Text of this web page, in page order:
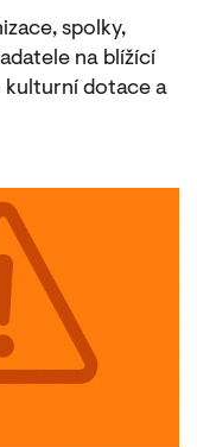
spolky,
na blížící
kulturní dotace a